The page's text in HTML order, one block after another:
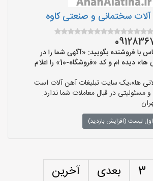
سختمانی و صنعتی کاوه
با فروشنده بگویید: «آگهی شما را در
سایت «آهن آلاتی ها» دیده ام و کد «فروشگاه-10» را اعلام
ها»،یک سایت تبلیغات آهن آلات است
مسئولیتی در قبال معاملات شما ندارد.
لیست (افزایش بازدید)
3 بعدی آخرین